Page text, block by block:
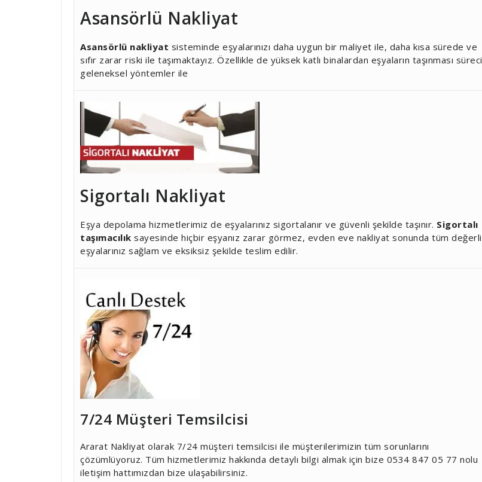
Asansörlü Nakliyat
Asansörlü nakliyat sisteminde eşyalarınızı daha uygun bir maliyet ile, daha kısa sürede ve
sıfır zarar riski ile taşımaktayız. Özellikle de yüksek katlı binalardan eşyaların taşınması süreci
geleneksel yöntemler ile
Sigortalı Nakliyat
Eşya depolama hizmetlerimiz de eşyalarınız sigortalanır ve güvenli şekilde taşınır. Sigortalı
taşımacılık sayesinde hiçbir eşyanız zarar görmez, evden eve nakliyat sonunda tüm değerli
eşyalarınız sağlam ve eksiksiz şekilde teslim edilir.
7/24 Müşteri Temsilcisi
Ararat Nakliyat olarak 7/24 müşteri temsilcisi ile müşterilerimizin tüm sorunlarını
çözümlüyoruz. Tüm hizmetlerimiz hakkında detaylı bilgi almak için bize 0534 847 05 77 nolu
iletişim hattımızdan bize ulaşabilirsiniz.